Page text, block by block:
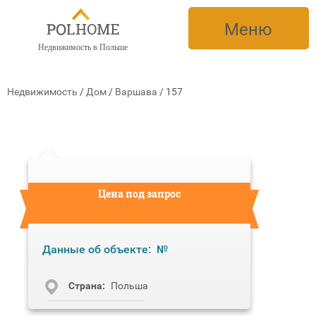
Недвижимость в Польше
Меню
Недвижимость / Дом / Варшава / 157
Цена под запрос
Данные об объекте: №
Cтрана: Польша